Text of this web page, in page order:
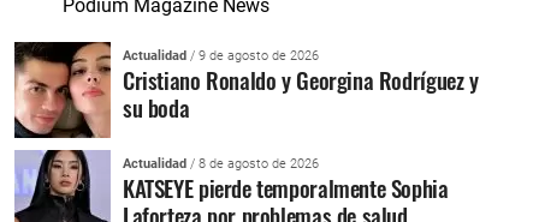
Podium Magazine News
Actualidad / 9 de agosto de 2026
Cristiano Ronaldo y Georgina Rodríguez y
su boda
Actualidad / 8 de agosto de 2026
KATSEYE pierde temporalmente Sophia